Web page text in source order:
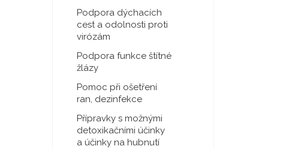
Podpora dýchacích
cest a odolnosti proti
virózám
Podpora funkce štítné
žlázy
Pomoc při ošetření
ran, dezinfekce
Přípravky s možnými
detoxikačními účinky
a účinky na hubnutí